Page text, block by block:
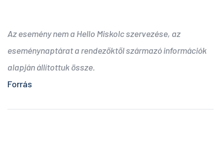
Az esemény nem a Hello Miskolc szervezése, az
eseménynaptárat a rendezőktől származó információk
alapján állítottuk össze.
Forrás